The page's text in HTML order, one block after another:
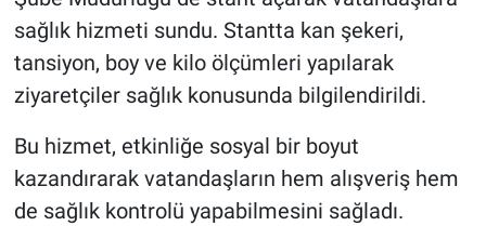
sağlık hizmeti sundu. Stantta kan şekeri,
tansiyon, boy ve kilo ölçümleri yapılarak
ziyaretçiler sağlık konusunda bilgilendirildi.
Bu hizmet, etkinliğe sosyal bir boyut
kazandırarak vatandaşların hem alışveriş hem
de sağlık kontrolü yapabilmesini sağladı.